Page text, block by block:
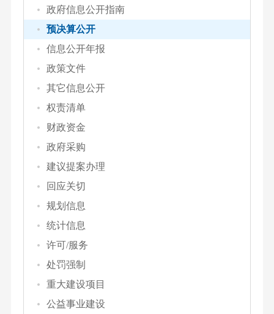
政府信息公开指南
预决算公开
信息公开年报
政策文件
其它信息公开
权责清单
财政资金
政府采购
建议提案办理
回应关切
规划信息
统计信息
许可/服务
处罚强制
重大建设项目
公益事业建设